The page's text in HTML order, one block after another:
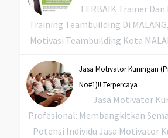
TERBAIK Trainer
Training Teambuilding Di
Motivasi Teambuilding Kota
Jasa Motivator Kuningan
No#1)!! Terpercaya
Jasa Motivator
Profesional: Membangkitkan
Potensi Individu Jasa Motivator